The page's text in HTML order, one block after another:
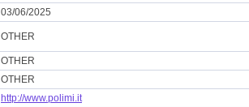
03/06/2025
OTHER
OTHER
OTHER
http://www.polimi.it